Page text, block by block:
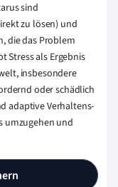
sind
zu lösen) und
die das Problem
Stress als Ergebnis
insbesondere
oder schädlich
adaptive Verhaltens-
umzugehen und